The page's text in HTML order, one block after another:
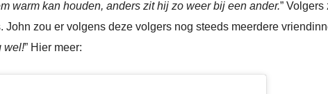
warm kan houden, anders zit hij zo weer bij een ander.”
John zou er volgens deze volgers nog steeds meerdere
wel!” Hier meer: